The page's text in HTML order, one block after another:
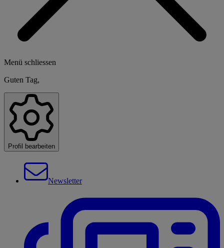
Menü schliessen
Guten Tag,
Profil bearbeiten
Newsletter